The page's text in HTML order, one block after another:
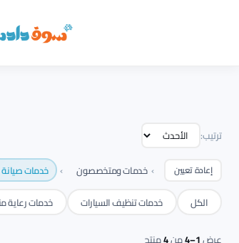
سوق دادسترز
ترتيب:
إعادة تعيين › خدمات ومتخصصون ›
خدمات صيانة
الكل
خدمات تنظيف السيارات خدمات رعاية
عرض1–4 من4منتج